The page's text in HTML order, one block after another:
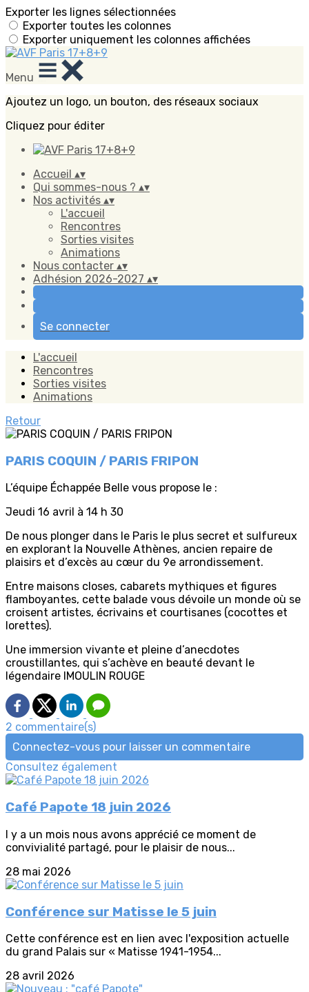
Exporter les lignes sélectionnées
Exporter toutes les colonnes
Exporter uniquement les colonnes affichées
Menu
Ajoutez un logo, un bouton, des réseaux sociaux
Cliquez pour éditer
Accueil ▴▾
Qui sommes-nous ? ▴▾
Nos activités ▴▾
L'accueil
Rencontres
Sorties visites
Animations
Nous contacter ▴▾
Adhésion 2026-2027 ▴▾
Se connecter
L'accueil
Rencontres
Sorties visites
Animations
Retour
PARIS COQUIN / PARIS FRIPON
L’équipe Échappée Belle vous propose le :
Jeudi 16 avril à 14 h 30
De nous plonger dans le Paris le plus secret et sulfureux
en explorant la Nouvelle Athènes, ancien repaire de
plaisirs et d’excès au cœur du 9e arrondissement.
Entre maisons closes, cabarets mythiques et figures
flamboyantes, cette balade vous dévoile un monde où se
croisent artistes, écrivains et courtisanes (cocottes et
lorettes).
Une immersion vivante et pleine d’anecdotes
croustillantes, qui s’achève en beauté devant le
légendaire lMOULIN ROUGE
2 commentaire(s)
Connectez-vous pour laisser un commentaire
Consultez également
Café Papote 18 juin 2026
l y a un mois nous avons apprécié ce moment de
convivialité partagé, pour le plaisir de nous...
28 mai 2026
Conférence sur Matisse le 5 juin
Cette conférence est en lien avec l'exposition actuelle
du grand Palais sur « Matisse 1941-1954...
28 avril 2026